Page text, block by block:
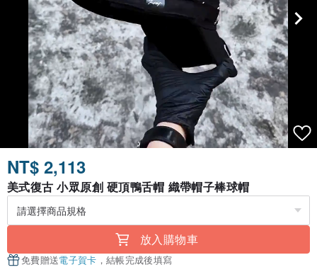
NT$ 2,113
美式復古 小眾原創 硬頂鴨舌帽 織帶帽子棒球帽
放入購物車
免費贈送電子賀卡 ，結帳完成後填寫